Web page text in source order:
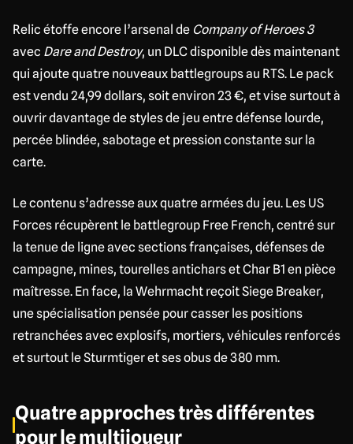
Relic étoffe encore l’arsenal de Company of Heroes 3
avec Dare and Destroy, un DLC disponible dès maintenant
qui ajoute quatre nouveaux battlegroups au RTS. Le pack
est vendu 24,99 dollars, soit environ 23 €, et vise surtout à
ouvrir davantage de styles de jeu entre défense lourde,
percée blindée, sabotage et pression constante sur la
carte.
Le contenu s’adresse aux quatre armées du jeu. Les US
Forces récupèrent le battlegroup Free French, centré sur
la tenue de ligne avec sections françaises, défenses de
campagne, mines, tourelles antichars et Char B1 en pièce
maîtresse. En face, la Wehrmacht reçoit Siege Breaker,
une spécialisation pensée pour casser les positions
retranchées avec explosifs, mortiers, véhicules renforcés
et surtout le Sturmtiger et ses obus de 380 mm.
Quatre approches très différentes
pour le multijoueur